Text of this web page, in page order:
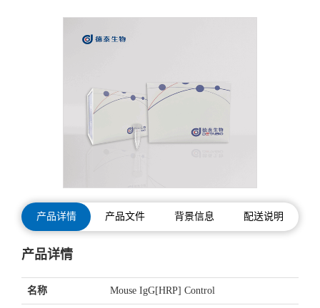
产品详情 产品文件 背景信息 配送说明
产品详情
名称 Mouse IgG[HRP] Control